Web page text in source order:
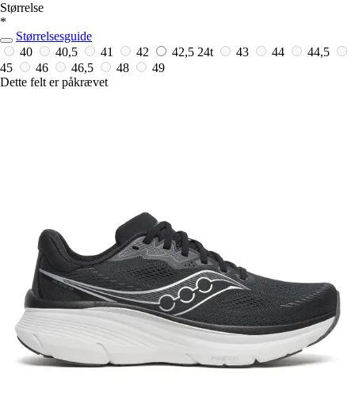
Størrelse
*
Størrelsesguide
40
40,5 41 42 42,5 24t 43 44
44,5
45
46 46,5 48
49
Dette felt er påkrævet